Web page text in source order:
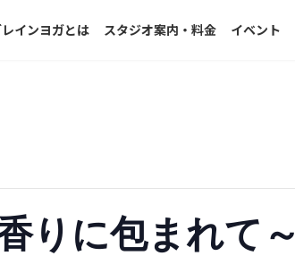
インヨガとは スタジオ案内・料金 イベント
りに包まれて～